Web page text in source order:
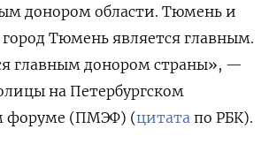
донором области. Тюмень и
Тюмень является главным.
главным донором страны», —
на Петербургском
форуме (ПМЭФ) (цитата по РБК).